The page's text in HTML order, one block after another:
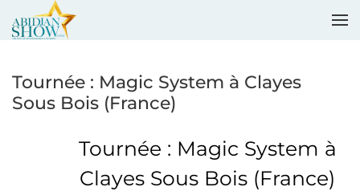
Tournée : Magic System à Clayes
Sous Bois (France)
Tournée : Magic System à
Clayes Sous Bois (France)